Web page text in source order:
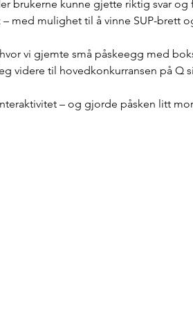
brukerne kunne gjette riktig svar og
med mulighet til å vinne SUP-brett
vi gjemte små påskeegg med
videre til hovedkonkurransen på Q
– og gjorde påsken litt